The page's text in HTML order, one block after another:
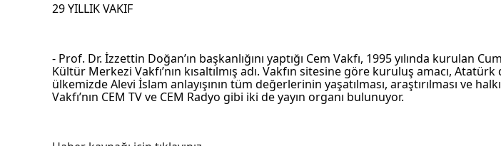
29 YILLIK VAKIF
- Prof. Dr. İzzettin Doğan’ın başkanlığını yaptığı Cem Vakfı, 1995 yılında kurulan
Kültür Merkezi Vakfı’nın kısaltılmış adı. Vakfın sitesine göre kuruluş amacı, Atatürk
ülkemizde Alevi İslam anlayışının tüm değerlerinin yaşatılması, araştırılması ve
Vakfı’nın CEM TV ve CEM Radyo gibi iki de yayın organı bulunuyor.